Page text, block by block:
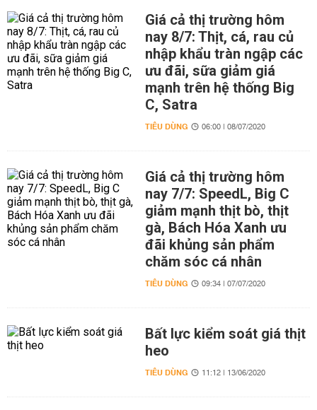
Giá cả thị trường hôm
nay 8/7: Thịt, cá, rau củ
nhập khẩu tràn ngập các
ưu đãi, sữa giảm giá
mạnh trên hệ thống Big
C, Satra
TIÊU DÙNG 06:00 | 08/07/2020
Giá cả thị trường hôm
nay 7/7: SpeedL, Big C
giảm mạnh thịt bò, thịt
gà, Bách Hóa Xanh ưu
đãi khủng sản phẩm
chăm sóc cá nhân
TIÊU DÙNG 09:34 | 07/07/2020
Bất lực kiểm soát giá thịt
heo
TIÊU DÙNG 11:12 | 13/06/2020